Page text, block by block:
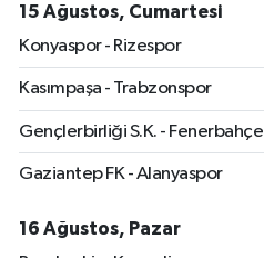
15 Ağustos, Cumartesi
Konyaspor - Rizespor
Kasımpaşa - Trabzonspor
Gençlerbirliği S.K. - Fenerbahçe
Gaziantep FK - Alanyaspor
16 Ağustos, Pazar